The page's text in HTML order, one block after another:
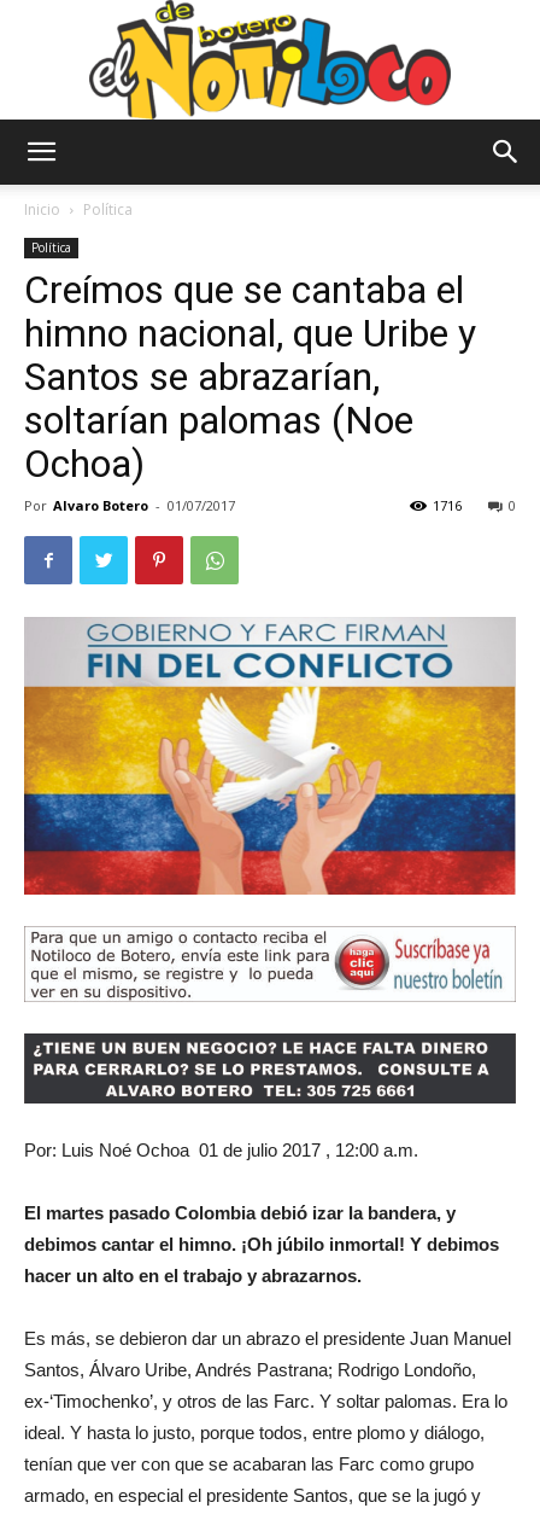
Notiloco
de
Inicio Política
Política
Creímos que se cantaba el
himno nacional, que Uribe y
Santos se abrazarían,
soltarían palomas (Noe
Ochoa)
Por Alvaro Botero - 01/07/2017 0
1716
Por: Luis Noé Ochoa 01 de julio 2017 , 12:00 a.m.
El martes pasado Colombia debió izar la bandera, y
debimos cantar el himno. ¡Oh júbilo inmortal! Y debimos
hacer un alto en el trabajo y abrazarnos.
Es más, se debieron dar un abrazo el presidente Juan Manuel
Santos, Álvaro Uribe, Andrés Pastrana; Rodrigo Londoño,
ex-‘Timochenko’, y otros de las Farc. Y soltar palomas. Era lo
ideal. Y hasta lo justo, porque todos, entre plomo y diálogo,
tenían que ver con que se acabaran las Farc como grupo
armado, en especial el presidente Santos, que se la jugó y